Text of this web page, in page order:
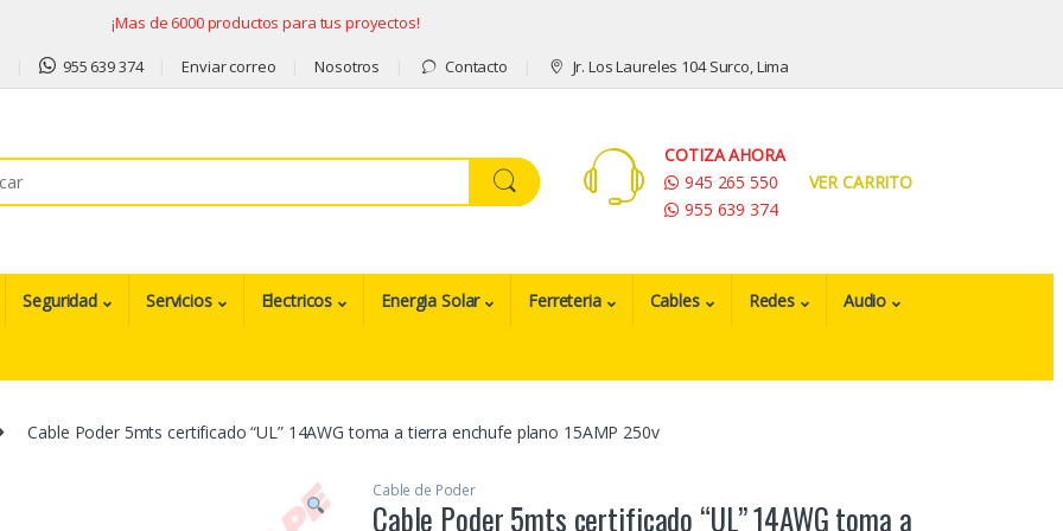
¡Mas de 6000 productos para tus proyectos!
955 639 374 Enviar correo Nosotros Contacto Jr. Los Laureles 104 Surco, Lima
COTIZA AHORA
945 265 550
955 639 374
VER CARRITO
Seguridad Servicios Electricos Energia Solar Ferreteria Cables Redes Audio
Cable Poder 5mts certificado “UL” 14AWG toma a tierra enchufe plano 15AMP 250v
Cable de Poder
Cable Poder 5mts certificado “UL” 14AWG toma a